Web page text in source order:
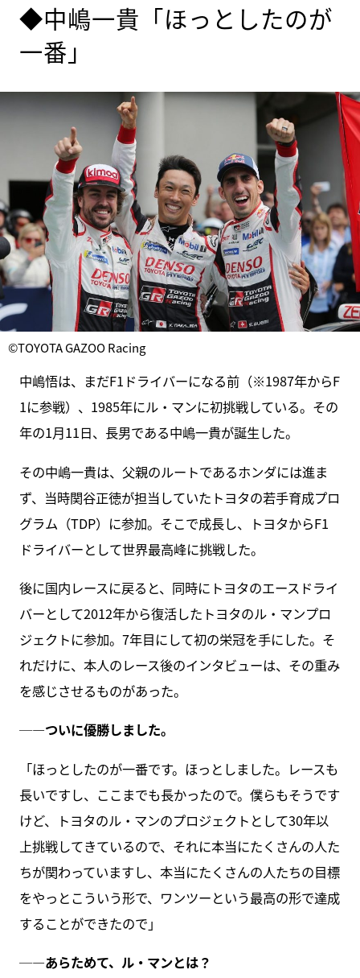
◆中嶋一貴「ほっとしたのが
一番」
©TOYOTA GAZOO Racing
中嶋悟は、まだF1ドライバーになる前（※1987年からF
1に参戦）、1985年にル・マンに初挑戦している。その
年の1月11日、長男である中嶋一貴が誕生した。
その中嶋一貴は、父親のルートであるホンダには進ま
ず、当時関谷正徳が担当していたトヨタの若手育成プロ
グラム（TDP）に参加。そこで成長し、トヨタからF1
ドライバーとして世界最高峰に挑戦した。
後に国内レースに戻ると、同時にトヨタのエースドライ
バーとして2012年から復活したトヨタのル・マンプロ
ジェクトに参加。7年目にして初の栄冠を手にした。そ
れだけに、本人のレース後のインタビューは、その重み
を感じさせるものがあった。
─―ついに優勝しました。
「ほっとしたのが一番です。ほっとしました。レースも
長いですし、ここまでも長かったので。僕らもそうです
けど、トヨタのル・マンのプロジェクトとして30年以
上挑戦してきているので、それに本当にたくさんの人た
ちが関わっていますし、本当にたくさんの人たちの目標
をやっとこういう形で、ワンツーという最高の形で達成
することができたので」
─―あらためて、ル・マンとは？